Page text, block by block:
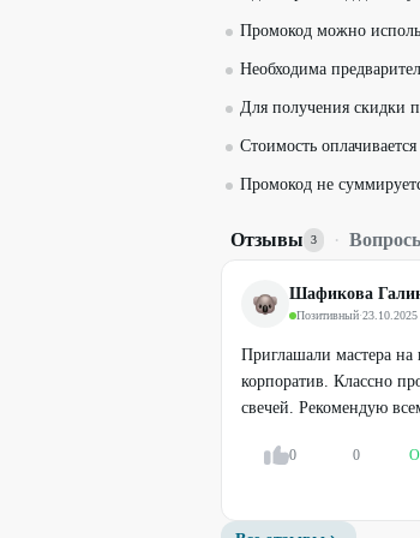
Промокод можно
Необходима
Для получения скидки
Стоимость
Промокод не
Отзывы 3 ·
Шафикова
Позитивный·23.10.2025
Приглашали мастера на
корпоратив. Классно
свечей. Рекомендую
0 0